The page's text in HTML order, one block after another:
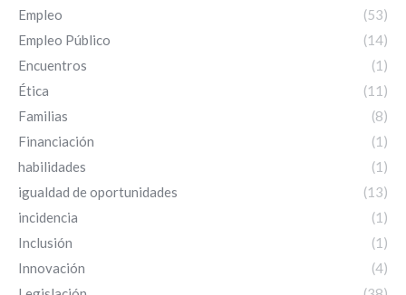
Empleo
(53)
Empleo Público
(14)
Encuentros
(1)
Ética
(11)
Familias
(8)
Financiación
(1)
habilidades
(1)
igualdad de oportunidades
(13)
incidencia
(1)
Inclusión
(1)
Innovación
(4)